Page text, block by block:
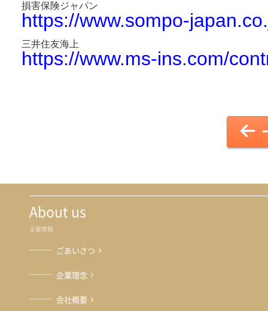
損害保険ジャパン
https://www.sompo-
三井住友海上
https://www.ms-ins.com/
About us
企業情報
ごあいさつ
企業理念
会社概要